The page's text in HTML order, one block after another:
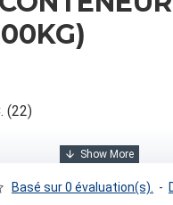
(22)
Basé sur 0 évaluation(s). -